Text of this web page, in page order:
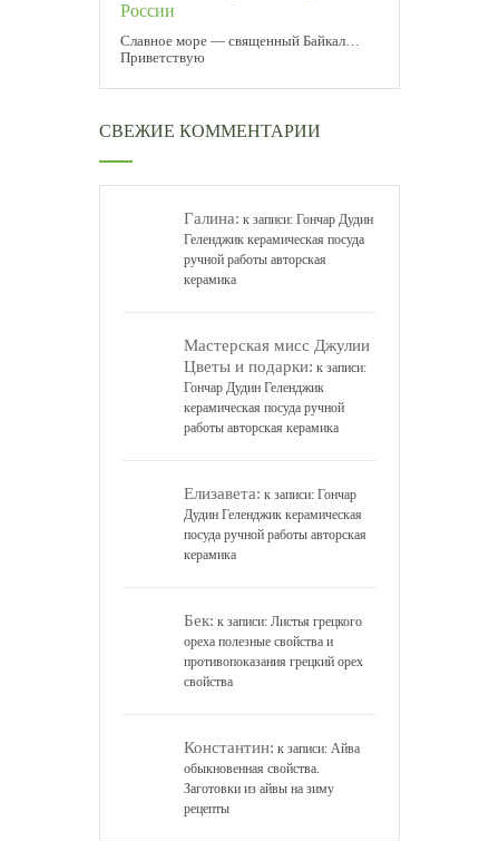
России
Славное море — священный Байкал…
Приветствую
СВЕЖИЕ КОММЕНТАРИИ
Галина: к записи: Гончар Дудин
Геленджик керамическая посуда
ручной работы авторская
керамика
Мастерская мисс Джулии
Цветы и подарки: к записи:
Гончар Дудин Геленджик
керамическая посуда ручной
работы авторская керамика
Елизавета: к записи: Гончар
Дудин Геленджик керамическая
посуда ручной работы авторская
керамика
Бек: к записи: Листья грецкого
ореха полезные свойства и
противопоказания грецкий орех
свойства
Константин: к записи: Айва
обыкновенная свойства.
Заготовки из айвы на зиму
рецепты